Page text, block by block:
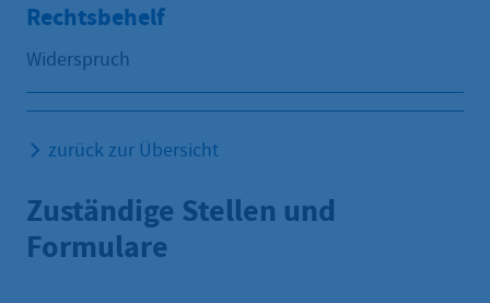
Rechtsbehelf
Widerspruch
zurück zur Übersicht
Zuständige Stellen und
Formulare